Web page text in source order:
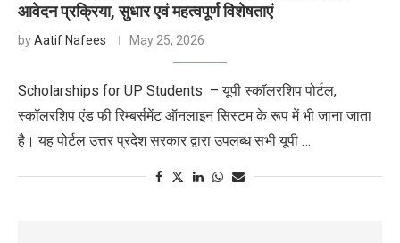
आवेदन प्रक्रिया, सुधार एवं महत्वपूर्ण विशेषताएं
byAatif Nafees May 25, 2026
Scholarships for UP Students – यूपी स्कॉलरशिप पोर्टल,
स्कॉलरशिप एंड फी रिम्बर्समेंट ऑनलाइन सिस्टम के रूप में भी जाना जाता
है। यह पोर्टल उत्तर प्रदेश सरकार द्वारा उपलब्ध सभी यूपी …